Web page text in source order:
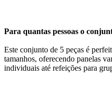
Para quantas pessoas o
Este conjunto de 5 peças é
tamanhos, oferecendo panelas
individuais até refeições para